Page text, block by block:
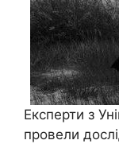
Експерти з
провели